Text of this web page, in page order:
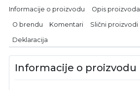
Informacije o proizvodu Opis proizvoda
O brendu Komentari Slični proizvodi
Deklaracija
Informacije o proizvodu